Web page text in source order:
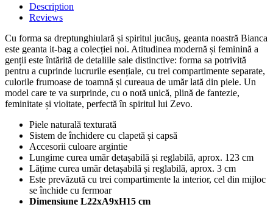
Description
Reviews
Cu forma sa dreptunghiulară și spiritul jucăuș, geanta noastră Bianca
este geanta it-bag a colecției noi. Atitudinea modernă și feminină a
genții este întărită de detaliile sale distinctive: forma sa potrivită
pentru a cuprinde lucrurile esențiale, cu trei compartimente separate,
culorile frumoase de toamnă și cureaua de umăr lată din piele. Un
model care te va surprinde, cu o notă unică, plină de fantezie,
feminitate și vioitate, perfectă în spiritul lui Zevo.
Piele naturală texturată
Sistem de închidere cu clapetă și capsă
Accesorii culoare argintie
Lungime curea umăr detașabilă și reglabilă, aprox. 123 cm
Lățime curea umăr detașabilă și reglabilă, aprox. 3 cm
Este prevăzută cu trei compartimente la interior, cel din mijloc
se închide cu fermoar
Dimensiune L22xA9xH15 cm